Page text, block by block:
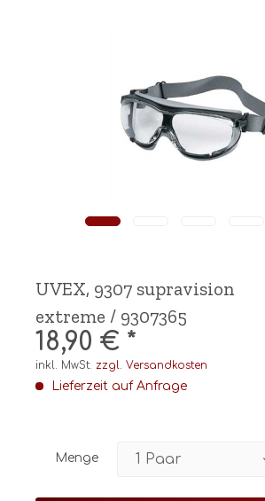
UVEX, 9307 supravision
extreme / 9307365
18,90 € *
inkl. MwSt. zzgl. Versandkosten
Lieferzeit auf Anfrage
Menge